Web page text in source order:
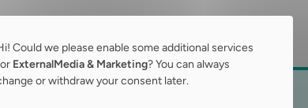
Could we please enable some additional services
ExternalMedia & Marketing? You can always
or withdraw your consent later.